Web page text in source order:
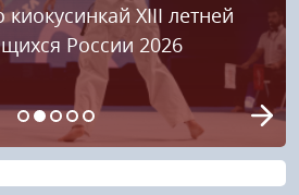
XIII летней
России 2026